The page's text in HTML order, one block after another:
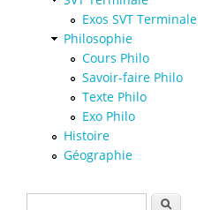
Exos SVT Terminale
Philosophie
Cours Philo
Savoir-faire Philo
Texte Philo
Exo Philo
Histoire
Géographie
Formulaire de recherche
Rechercher